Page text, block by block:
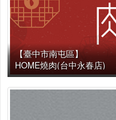
【臺中市南屯區】
HOME燒肉(台中永春店)